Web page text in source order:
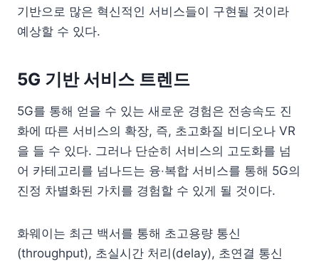
기반으로 많은 혁신적인 서비스들이 구현될 것이라
예상할 수 있다.
5G 기반 서비스 트렌드
5G를 통해 얻을 수 있는 새로운 경험은 전송속도 진
화에 따른 서비스의 확장, 즉, 초고화질 비디오나 VR
을 들 수 있다. 그러나 단순히 서비스의 고도화를 넘
어 카테고리를 넘나드는 융‧복합 서비스를 통해 5G의
진정 차별화된 가치를 경험할 수 있게 될 것이다.
화웨이는 최근 백서를 통해 초고용량 통신
(throughput), 초실시간 처리(delay), 초연결 통신